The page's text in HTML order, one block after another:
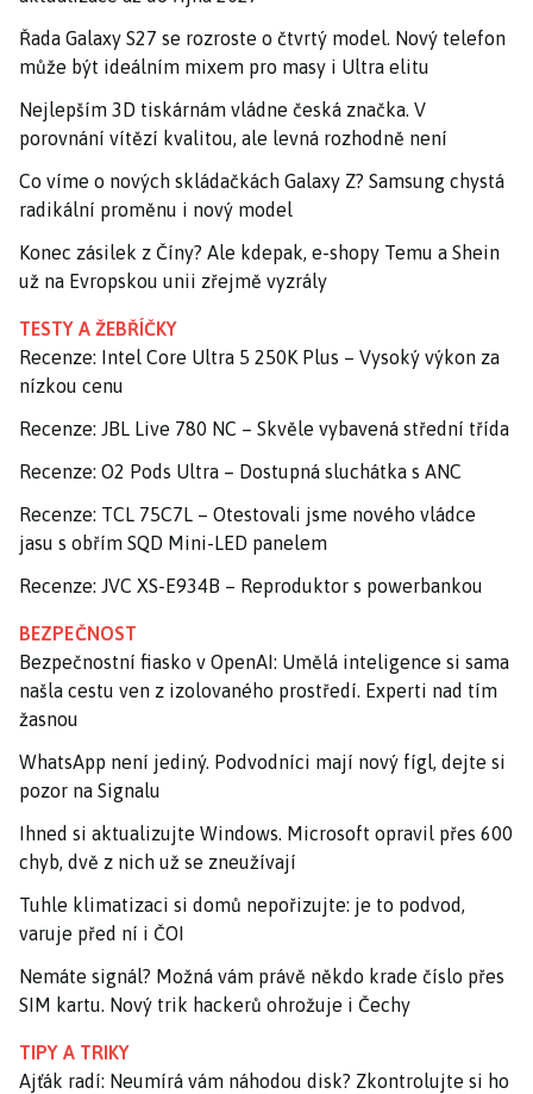
Řada Galaxy S27 se rozroste o čtvrtý model. Nový telefon
může být ideálním mixem pro masy i Ultra elitu
Nejlepším 3D tiskárnám vládne česká značka. V
porovnání vítězí kvalitou, ale levná rozhodně není
Co víme o nových skládačkách Galaxy Z? Samsung chystá
radikální proměnu i nový model
Konec zásilek z Číny? Ale kdepak, e-shopy Temu a Shein
už na Evropskou unii zřejmě vyzrály
TESTY A ŽEBŘÍČKY
Recenze: Intel Core Ultra 5 250K Plus – Vysoký výkon za
nízkou cenu
Recenze: JBL Live 780 NC – Skvěle vybavená střední třída
Recenze: O2 Pods Ultra – Dostupná sluchátka s ANC
Recenze: TCL 75C7L – Otestovali jsme nového vládce
jasu s obřím SQD Mini-LED panelem
Recenze: JVC XS-E934B – Reproduktor s powerbankou
BEZPEČNOST
Bezpečnostní fiasko v OpenAI: Umělá inteligence si sama
našla cestu ven z izolovaného prostředí. Experti nad tím
žasnou
WhatsApp není jediný. Podvodníci mají nový fígl, dejte si
pozor na Signalu
Ihned si aktualizujte Windows. Microsoft opravil přes 600
chyb, dvě z nich už se zneužívají
Tuhle klimatizaci si domů nepořizujte: je to podvod,
varuje před ní i ČOI
Nemáte signál? Možná vám právě někdo krade číslo přes
SIM kartu. Nový trik hackerů ohrožuje i Čechy
TIPY A TRIKY
Ajťák radí: Neumírá vám náhodou disk? Zkontrolujte si ho